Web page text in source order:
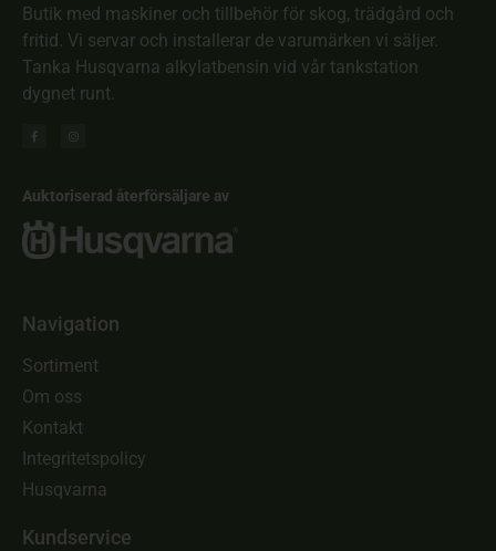
Butik med maskiner och tillbehör för skog, trädgård och
fritid. Vi servar och installerar de varumärken vi säljer.
Tanka Husqvarna alkylatbensin vid vår tankstation
dygnet runt.
Auktoriserad återförsäljare av
Navigation
Sortiment
Om oss
Kontakt
Integritetspolicy
Husqvarna
Kundservice